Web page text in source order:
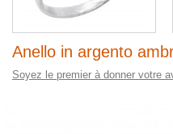
Anello in argento
Soyez le premier à donner votre